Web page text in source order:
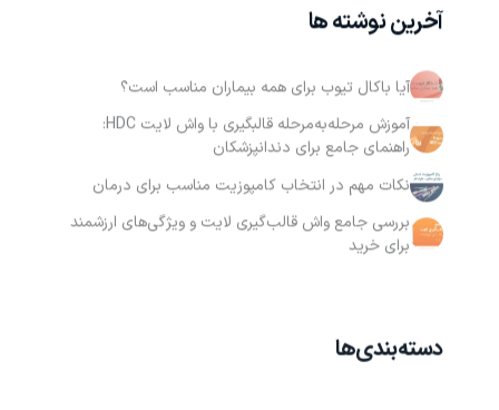
آخرین نوشته ها
آیا باکال تیوب برای همه بیماران مناسب است؟
راهنمای جامع برای دندانپزشکان
نکات مهم در انتخاب کامپوزیت مناسب برای درمان
بررسی جامع واش قالب‌گیری لایت و ویژگی‌های ارزشمند
برای خرید
دسته‌بندی‌ها